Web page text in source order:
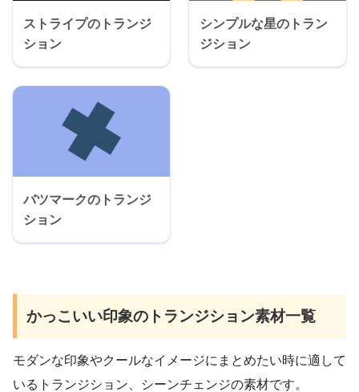
ストライプのトランジ
ション
シンプルな星のトラン
ジション
バツマークのトランジ
ション
かっこいい印象のトランジション素材一覧
モダンな印象やクールなイメージにまとめたい時に適して
いるトランジション、シーンチェンジの素材です。